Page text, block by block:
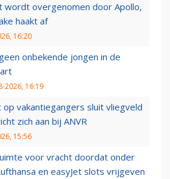
wordt overgenomen door Apollo,
haakt af
16:20
onbekende jongen in de
2026, 16:19
op vakantiegangers sluit vliegveld
zich aan bij ANVR
15:56
voor vracht doordat onder
en easyJet slots vrijgeven